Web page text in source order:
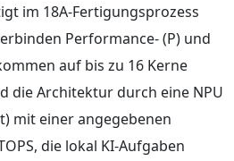
im 18A-Fertigungsprozess
Performance- (P) und
auf bis zu 16 Kerne
die Architektur durch eine NPU
mit einer angegebenen
die lokal KI-Aufgaben